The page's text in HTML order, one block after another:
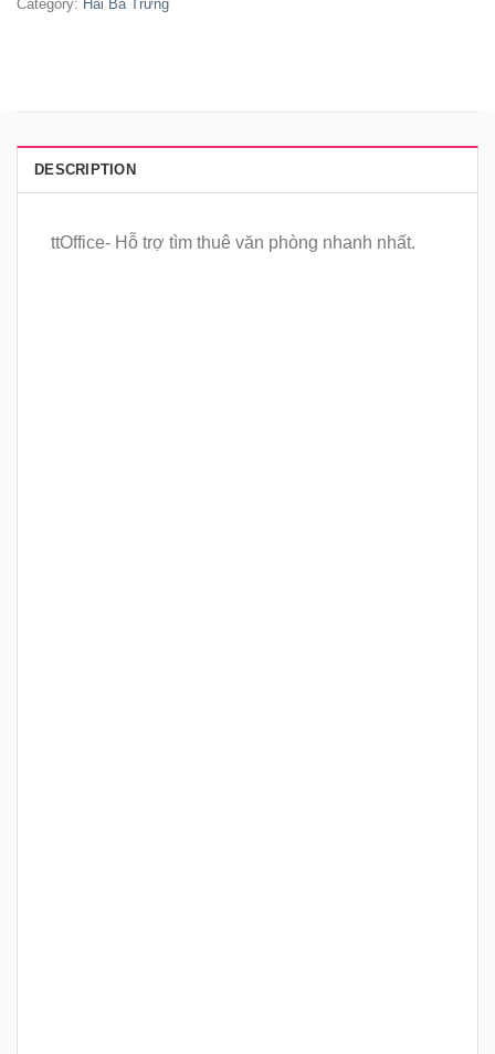
Category: Hai Bà Trưng
DESCRIPTION
ttOffice- Hỗ trợ tìm thuê văn phòng nhanh nhất.